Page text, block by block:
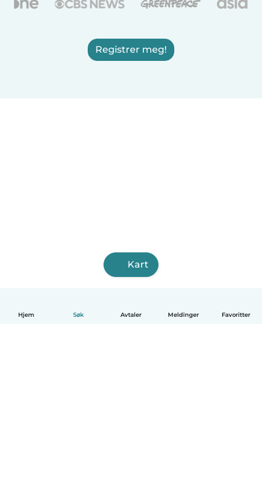
Hjem Søk Avtaler Meldinger Favoritter
Registrer meg!
Kart